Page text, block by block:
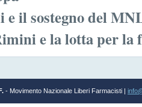
e il sostegno del
e la lotta per la
- Movimento Nazionale Liberi Farmacisti |